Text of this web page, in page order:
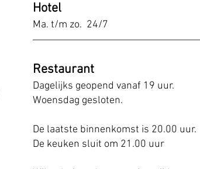
Hotel
Ma. t/m zo. 24/7
Restaurant
Dagelijks geopend vanaf 19 uur.
Woensdag gesloten.
De laatste binnenkomst is 20.00 uur.
De keuken sluit om 21.00 uur